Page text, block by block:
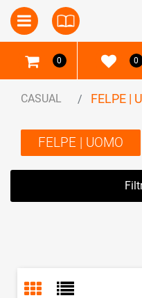
Open Open menu
0 0
CASUAL FELPE |
FELPE | UOMO